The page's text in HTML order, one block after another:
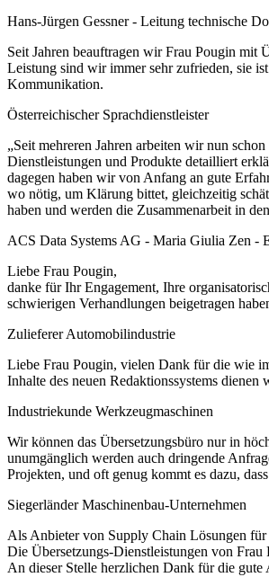
Hans-Jürgen Gessner - Leitung technische
Seit Jahren beauftragen wir Frau Pougin mit
Leistung sind wir immer sehr zufrieden, sie
Kommunikation.
Österreichischer Sprachdienstleister
„Seit mehreren Jahren arbeiten wir nun
Dienstleistungen und Produkte detailliert
dagegen haben wir von Anfang an gute
wo nötig, um Klärung bittet, gleichzeitig
haben und werden die Zusammenarbeit in
ACS Data Systems AG - Maria Giulia Zen -
Liebe Frau Pougin,
danke für Ihr Engagement, Ihre
schwierigen Verhandlungen beigetragen
Zulieferer Automobilindustrie
Liebe Frau Pougin, vielen Dank für die wie
Inhalte des neuen Redaktionssystems
Industriekunde Werkzeugmaschinen
Wir können das Übersetzungsbüro nur in
unumgänglich werden auch dringende
Projekten, und oft genug kommt es dazu,
Siegerländer Maschinenbau-Unternehmen
Als Anbieter von Supply Chain Lösungen für
Die Übersetzungs-Dienstleistungen von
An dieser Stelle herzlichen Dank für die